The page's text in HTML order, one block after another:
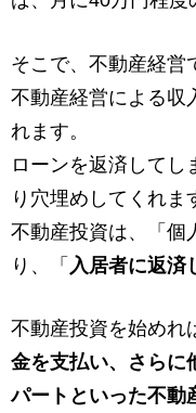
そこで、不動産経営
不動産経営による収
れます。
ローンを返済してし
り穴埋めしてくれま
不動産投資は、「個
り、「 入居者に返済
不動産投資を始めれ
金を支払い、さらに
パートといった不動